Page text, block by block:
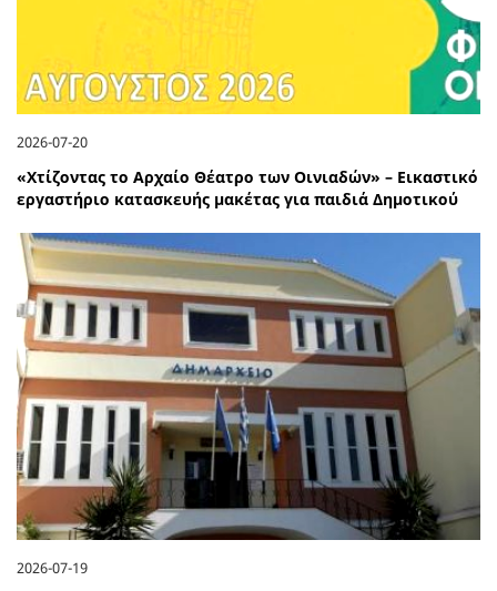
2026-07-20
«Χτίζοντας το Αρχαίο Θέατρο των Οινιαδών» – Εικαστικό
εργαστήριο κατασκευής μακέτας για παιδιά Δημοτικού
2026-07-19